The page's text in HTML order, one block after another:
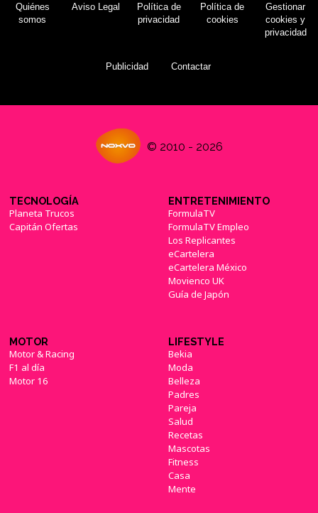
Quiénes
somos
Aviso Legal
Política de
privacidad
Política de
cookies
Gestionar
cookies y
privacidad
Publicidad Contactar
© 2010 - 2026
TECNOLOGÍA
Planeta Trucos
Capitán Ofertas
ENTRETENIMIENTO
FormulaTV
FormulaTV Empleo
Los Replicantes
eCartelera
eCartelera México
Movienco UK
Guía de Japón
MOTOR
Motor & Racing
F1 al día
Motor 16
LIFESTYLE
Bekia
Moda
Belleza
Padres
Pareja
Salud
Recetas
Mascotas
Fitness
Casa
Mente